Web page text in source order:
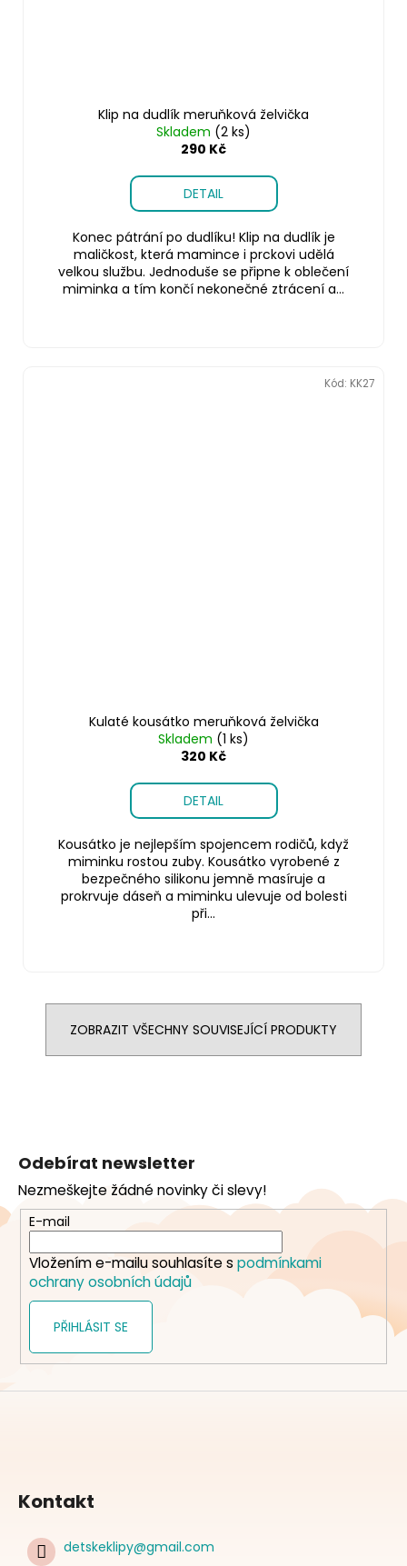
Klip na dudlík meruňková želvička
Skladem (2 ks)
290 Kč
DETAIL
Konec pátrání po dudlíku! Klip na dudlík je
maličkost, která mamince i prckovi udělá
velkou službu. Jednoduše se připne k oblečení
miminka a tím končí nekonečné ztrácení a...
Kulaté kousátko meruňková želvička
Skladem (1 ks)
320 Kč
DETAIL
Kousátko je nejlepším spojencem rodičů, když
miminku rostou zuby. Kousátko vyrobené z
bezpečného silikonu jemně masíruje a
prokrvuje dáseň a miminku ulevuje od bolesti
při...
Kód: KK27
ZOBRAZIT VŠECHNY SOUVISEJÍCÍ PRODUKTY
a
t
Odebírat newsletter
Nezmeškejte žádné novinky či slevy!
E-mail
Vložením e-mailu souhlasíte s podmínkami
ochrany osobních údajů
PŘIHLÁSIT SE
Kontakt
detskeklipy@gmail.com